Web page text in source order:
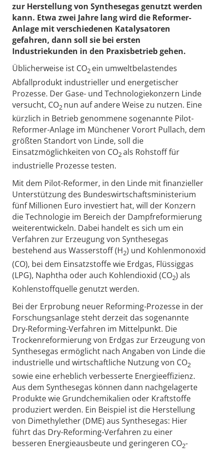
zur Herstellung von Synthesegas genutzt werden
kann. Etwa zwei Jahre lang wird die Reformer-
Anlage mit verschiedenen Katalysatoren
gefahren, dann soll sie bei ersten
Industriekunden in den Praxisbetrieb gehen.
Üblicherweise ist CO2 ein umweltbelastendes
Abfallprodukt industrieller und energetischer
Prozesse. Der Gase- und Technologiekonzern Linde
versucht, CO2 nun auf andere Weise zu nutzen. Eine
kürzlich in Betrieb genommene sogenannte Pilot-
Reformer-Anlage im Münchener Vorort Pullach, dem
größten Standort von Linde, soll die
Einsatzmöglichkeiten von CO2als Rohstoff für
industrielle Prozesse testen.
Mit dem Pilot-Reformer, in den Linde mit finanzieller
Unterstützung des Bundeswirtschaftsministerium
fünf Millionen Euro investiert hat, will der Konzern
die Technologie im Bereich der Dampfreformierung
weiterentwickeln. Dabei handelt es sich um ein
Verfahren zur Erzeugung von Synthesegas
bestehend aus Wasserstoff (H2) und Kohlenmonoxid
(CO), bei dem Einsatzstoffe wie Erdgas, Flüssiggas
(LPG), Naphtha oder auch Kohlendioxid (CO2) als
Kohlenstoffquelle genutzt werden.
Bei der Erprobung neuer Reforming-Prozesse in der
Forschungsanlage steht derzeit das sogenannte
Dry-Reforming-Verfahren im Mittelpunkt. Die
Trockenreformierung von Erdgas zur Erzeugung von
Synthesegas ermöglicht nach Angaben von Linde die
industrielle und wirtschaftliche Nutzung von CO2
sowie eine erheblich verbesserte Energieeffizienz.
Aus dem Synthesegas können dann nachgelagerte
Produkte wie Grundchemikalien oder Kraftstoffe
produziert werden. Ein Beispiel ist die Herstellung
von Dimethylether (DME) aus Synthesegas: Hier
führt das Dry-Reforming-Verfahren zu einer
besseren Energieausbeute und geringeren CO2-